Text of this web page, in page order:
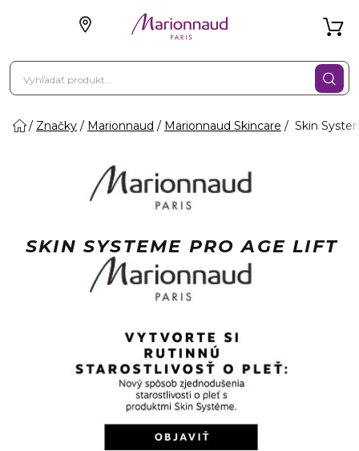
Značky Marionnaud Marionnaud Skincare Skin
SKIN SYSTEME PRO AGE LIFT